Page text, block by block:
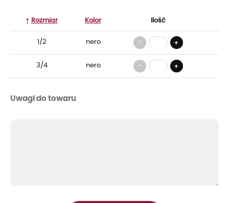
Rozmiar Kolor Ilość
1/2 nero - +
3/4 nero - +
Uwagi do towaru